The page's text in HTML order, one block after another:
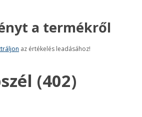
a termékről
az értékelés leadásához!
(402)